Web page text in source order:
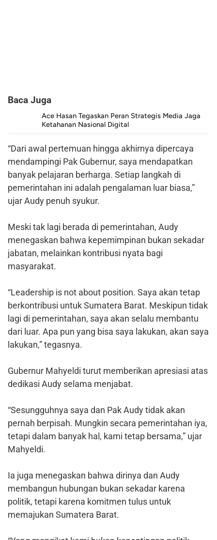
Baca Juga
Ace Hasan Tegaskan Peran Strategis Media Jaga
Ketahanan Nasional Digital
“Dari awal pertemuan hingga akhirnya dipercaya
mendampingi Pak Gubernur, saya mendapatkan
banyak pelajaran berharga. Setiap langkah di
pemerintahan ini adalah pengalaman luar biasa,”
ujar Audy penuh syukur.
Meski tak lagi berada di pemerintahan, Audy
menegaskan bahwa kepemimpinan bukan sekadar
jabatan, melainkan kontribusi nyata bagi
masyarakat.
“Leadership is not about position. Saya akan tetap
berkontribusi untuk Sumatera Barat. Meskipun tidak
lagi di pemerintahan, saya akan selalu membantu
dari luar. Apa pun yang bisa saya lakukan, akan saya
lakukan,” tegasnya.
Gubernur Mahyeldi turut memberikan apresiasi atas
dedikasi Audy selama menjabat.
“Sesungguhnya saya dan Pak Audy tidak akan
pernah berpisah. Mungkin secara pemerintahan iya,
tetapi dalam banyak hal, kami tetap bersama,” ujar
Mahyeldi.
Ia juga menegaskan bahwa dirinya dan Audy
membangun hubungan bukan sekadar karena
politik, tetapi karena komitmen tulus untuk
memajukan Sumatera Barat.